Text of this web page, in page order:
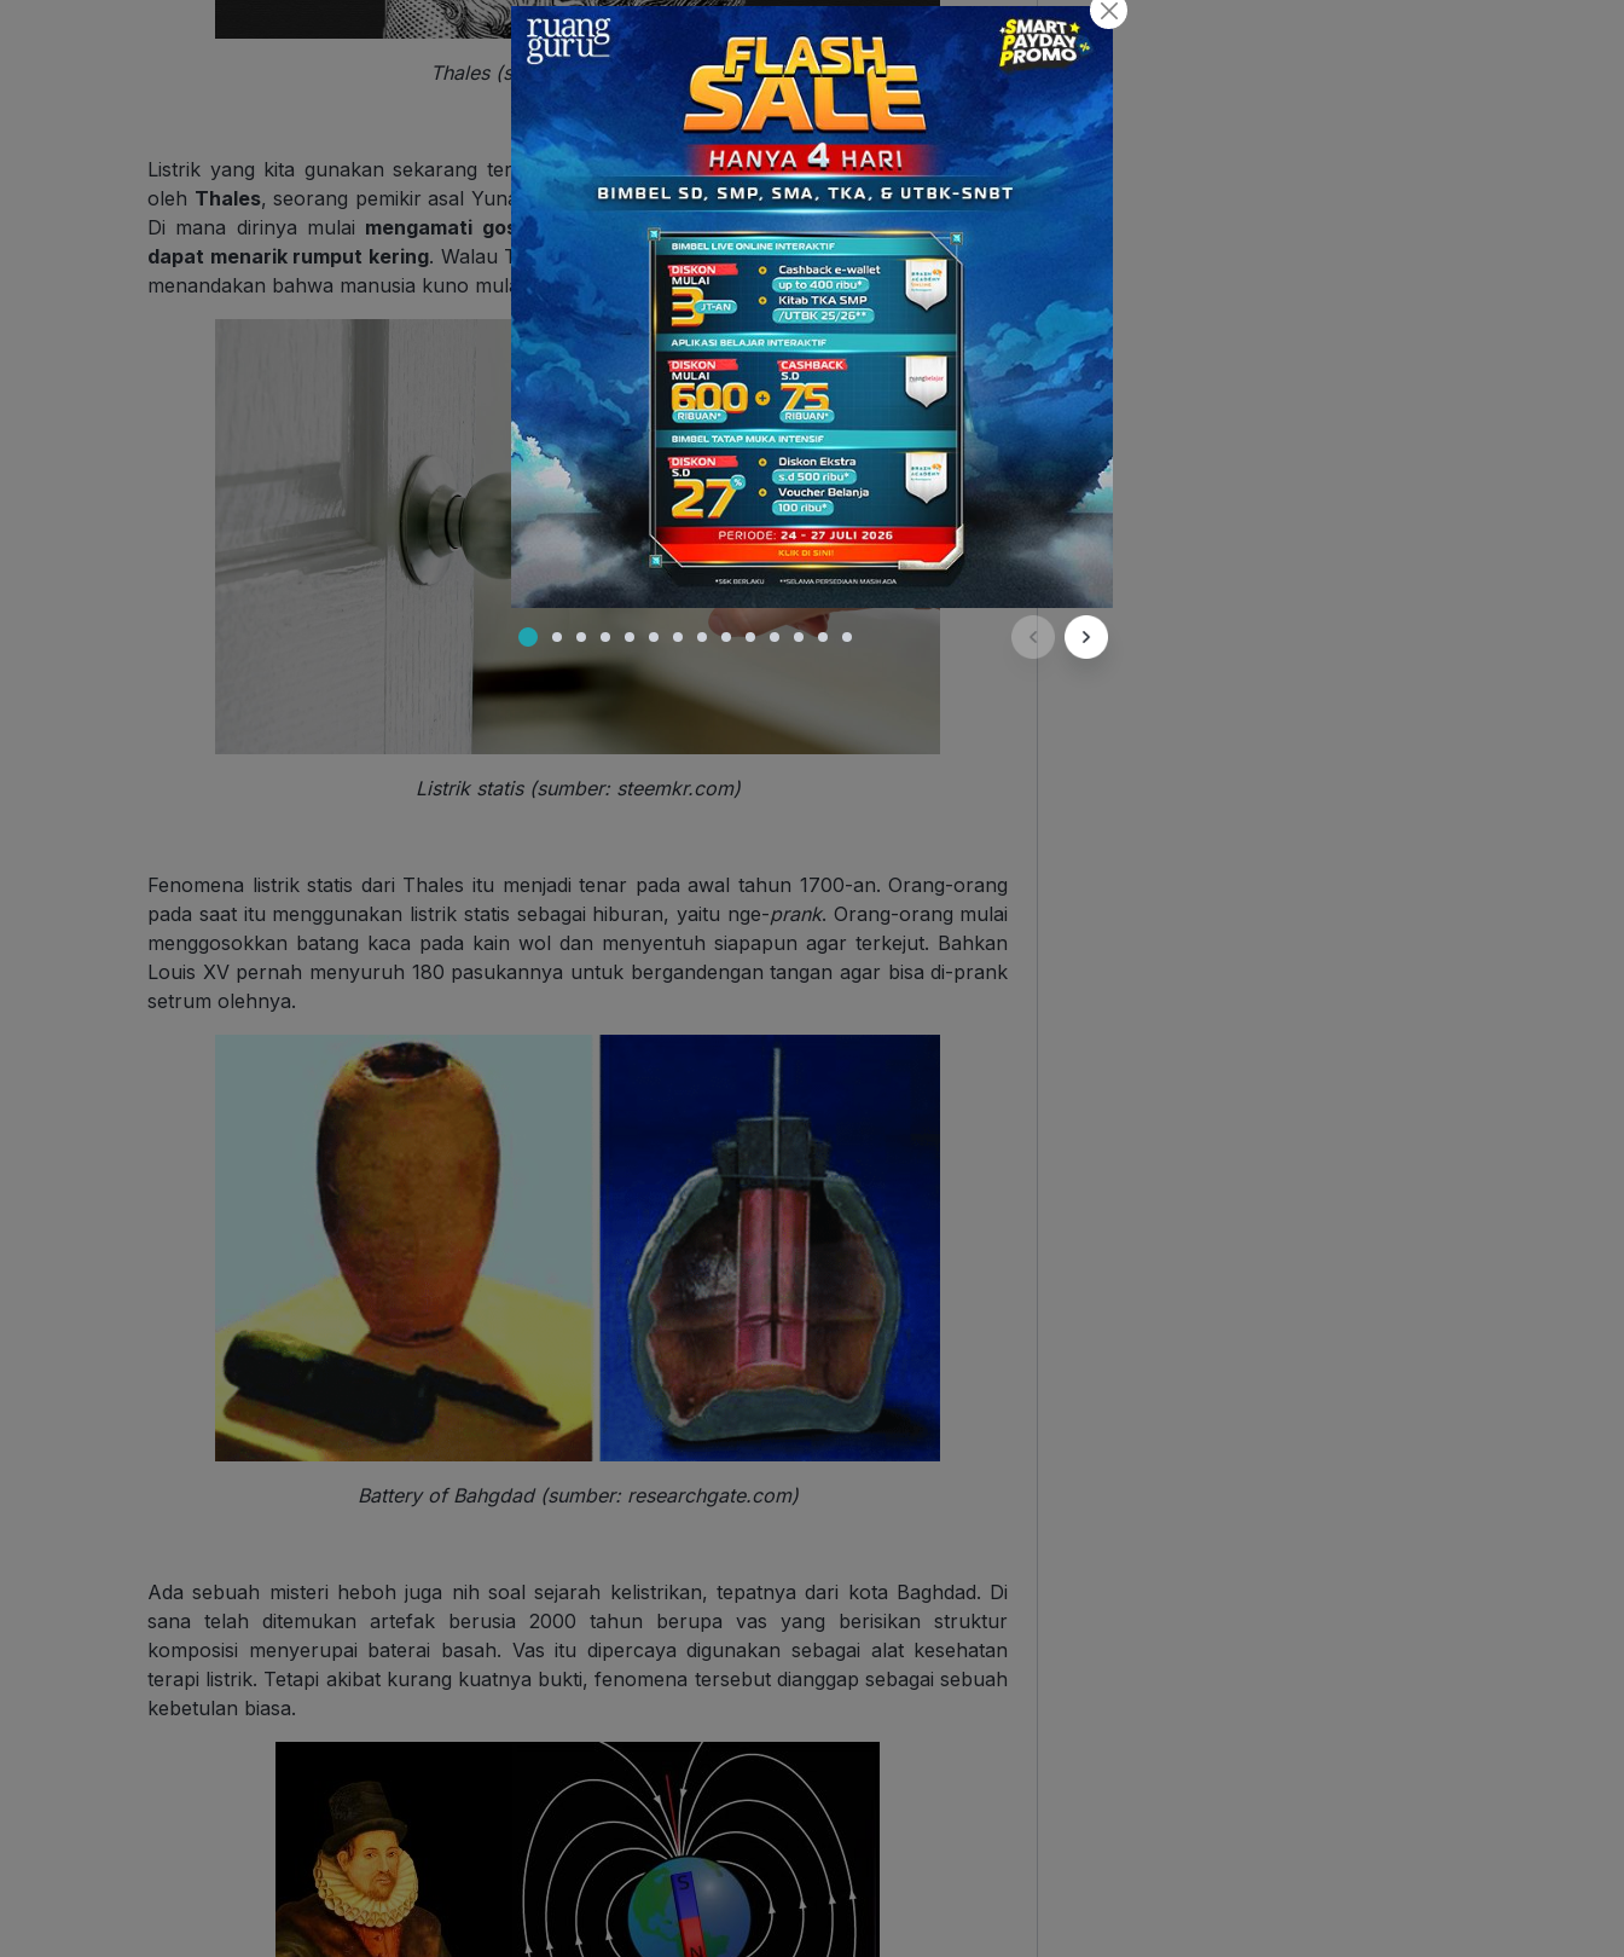
Thales (sumber: matka.com.mk)
Listrik yang kita gunakan sekarang ternyata berasal dari sebuah fenomena sepele. Diawali
oleh Thales, seorang pemikir asal Yunani yang hidup pada tahun 640-546 Sebelum Masehi.
Di mana dirinya mulai mengamati gosokan batu ambar dan bulu kucing yang ternyata
dapat menarik rumput kering. Walau Thales masih terheran pada saat itu, tetapi catatannya
menandakan bahwa manusia kuno mulai mengamati fenomena listrik statis.
Listrik statis (sumber: steemkr.com)
Fenomena listrik statis dari Thales itu menjadi tenar pada awal tahun 1700-an. Orang-orang
pada saat itu menggunakan listrik statis sebagai hiburan, yaitu nge-prank. Orang-orang mulai
menggosokkan batang kaca pada kain wol dan menyentuh siapapun agar terkejut. Bahkan
Louis XV pernah menyuruh 180 pasukannya untuk bergandengan tangan agar bisa di-prank
setrum olehnya.
Battery of Bahgdad (sumber: researchgate.com)
Ada sebuah misteri heboh juga nih soal sejarah kelistrikan, tepatnya dari kota Baghdad. Di
sana telah ditemukan artefak berusia 2000 tahun berupa vas yang berisikan struktur
komposisi menyerupai baterai basah. Vas itu dipercaya digunakan sebagai alat kesehatan
terapi listrik. Tetapi akibat kurang kuatnya bukti, fenomena tersebut dianggap sebagai sebuah
kebetulan biasa.